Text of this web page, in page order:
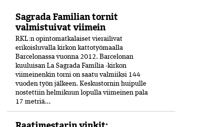
Sagrada Familian tornit
valmistuivat viimein
RKL:n opintomatkalaiset vierailivat
erikoisluvalla kirkon kattotyömaalla
Barcelonassa vuonna 2012. Barcelonan
kuuluisan La Sagrada Família -kirkon
viimeinenkin torni on saatu valmiiksi­ 144
vuoden työn jälkeen. Keskustornin huipulle
nostettiin helmikuun lopulla viimeinen pala
17 metriä...